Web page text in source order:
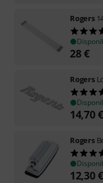
Rogers
28€
Rogers
14,70€
Rogers
12,30€